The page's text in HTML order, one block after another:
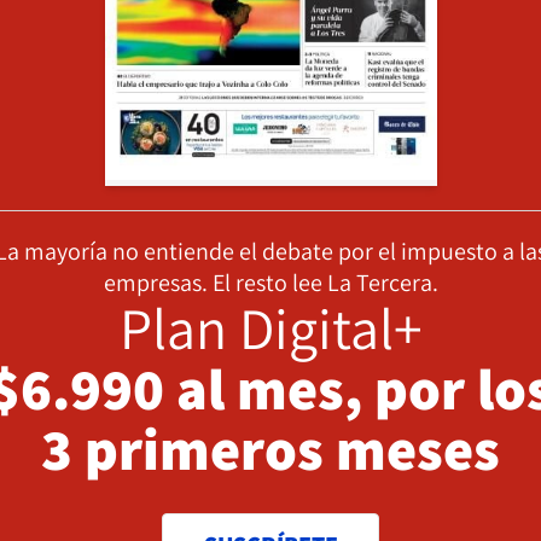
mayoría no entiende el debate por el impuesto a
empresas. El resto lee La Tercera.
Plan Digital+
al mes, por
3 primeros meses